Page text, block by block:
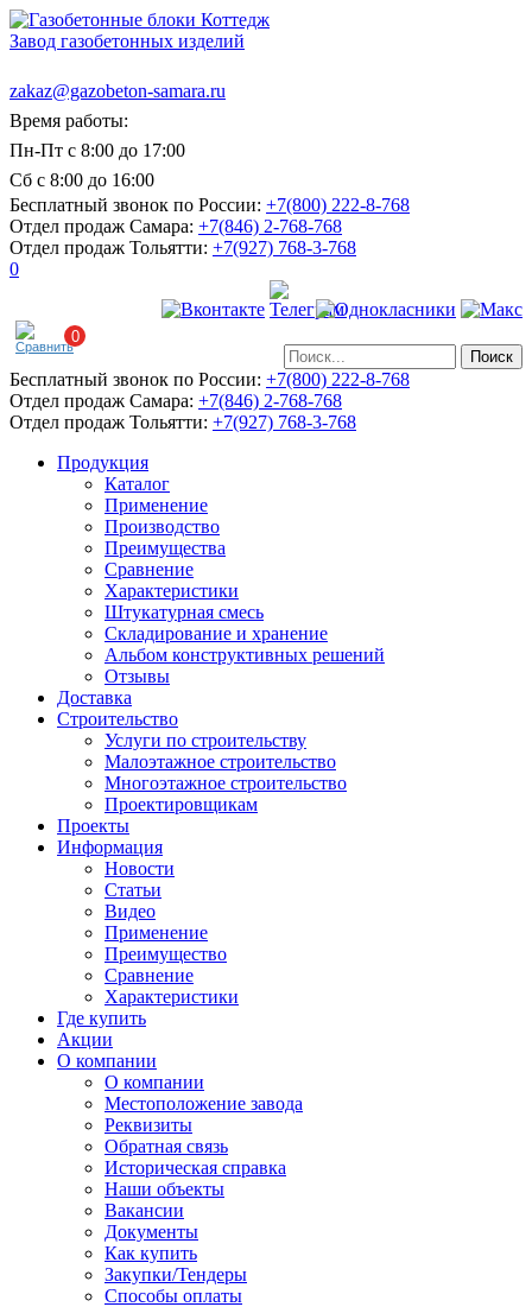
Завод газобетонных изделий
zakaz@gazobeton-samara.ru
Время работы:
Пн-Пт с 8:00 до 17:00
Сб с 8:00 до 16:00
Бесплатный звонок по России: +7(800) 222-8-768
Отдел продаж Самара: +7(846) 2-768-768
Отдел продаж Тольятти: +7(927) 768-3-768
0
0
Бесплатный звонок по России: +7(800) 222-8-768
Отдел продаж Самара: +7(846) 2-768-768
Отдел продаж Тольятти: +7(927) 768-3-768
Продукция
Каталог
Применение
Производство
Преимущества
Сравнение
Характеристики
Штукатурная смесь
Складирование и хранение
Альбом конструктивных решений
Отзывы
Доставка
Строительство
Услуги по строительству
Малоэтажное строительство
Многоэтажное строительство
Проектировщикам
Проекты
Информация
Новости
Статьи
Видео
Применение
Преимущество
Сравнение
Характеристики
Где купить
Акции
О компании
О компании
Местоположение завода
Реквизиты
Обратная связь
Историческая справка
Наши объекты
Вакансии
Документы
Как купить
Закупки/Тендеры
Способы оплаты